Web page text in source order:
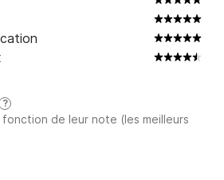
?
de leur note (les meilleurs